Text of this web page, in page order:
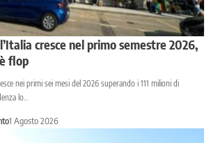
cresce nel primo semestre 2026,
flop
nei primi sei mesi del 2026 superando i 111 milioni di
lo…
1 Agosto 2026